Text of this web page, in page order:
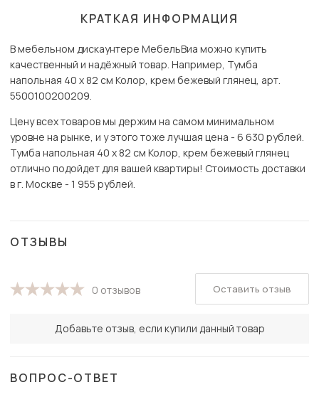
КРАТКАЯ ИНФОРМАЦИЯ
В мебельном дискаунтере МебельВиа можно купить
качественный и надёжный товар. Например, Тумба
напольная 40 х 82 см Колор, крем бежевый глянец, арт.
5500100200209.
Цену всех товаров мы держим на самом минимальном
уровне на рынке, и у этого тоже лучшая цена - 6 630 рублей.
Тумба напольная 40 х 82 см Колор, крем бежевый глянец
отлично подойдет для вашей квартиры! Стоимость доставки
в г. Москве - 1 955 рублей.
ОТЗЫВЫ
0 отзывов
Добавьте отзыв, если купили данный товар
Оставить отзыв
ВОПРОС-ОТВЕТ